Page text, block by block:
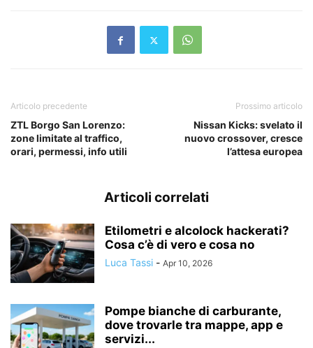
Articolo precedente
ZTL Borgo San Lorenzo:
zone limitate al traffico,
orari, permessi, info utili
Prossimo articolo
Nissan Kicks: svelato il
nuovo crossover, cresce
l’attesa europea
Articoli correlati
Etilometri e alcolock hackerati?
Cosa c’è di vero e cosa no
Luca Tassi - Apr 10, 2026
Pompe bianche di carburante,
dove trovarle tra mappe, app e
servizi...